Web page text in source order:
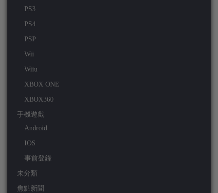
PS3
PS4
PSP
Wii
Wiiu
XBOX ONE
XBOX360
手機遊戲
Android
IOS
事前登錄
未分類
焦點新聞